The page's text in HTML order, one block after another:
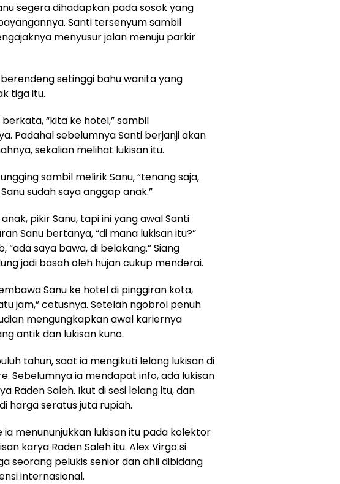
segera dihadapkan pada sosok yang
Santi tersenyum sambil
menyusur jalan menuju parkir
setinggi bahu wanita yang
tiga itu.
“kita ke hotel,” sambil
Padahal sebelumnya Santi berjanji akan
sekalian melihat lukisan itu.
sambil melirik Sanu, “tenang saja,
sudah saya anggap anak.”
pikir Sanu, tapi ini yang awal Santi
Sanu bertanya, “di mana lukisan itu?”
“ada saya bawa, di belakang.” Siang
jadi basah oleh hujan cukup menderai.
Sanu ke hotel di pinggiran kota,
jam,” cetusnya. Setelah ngobrol penuh
mengungkapkan awal kariernya
antik dan lukisan kuno.
tahun, saat ia mengikuti lelang lukisan di
Sebelumnya ia mendapat info, ada lukisan
Raden Saleh. Ikut di sesi lelang itu, dan
harga seratus juta rupiah.
ia menununjukkan lukisan itu pada kolektor
karya Raden Saleh itu. Alex Virgo si
seorang pelukis senior dan ahli dibidang
internasional.